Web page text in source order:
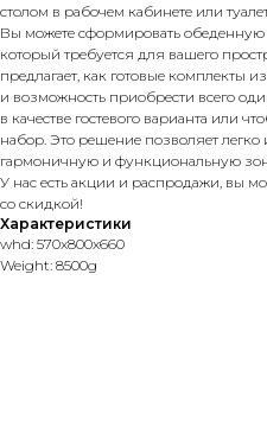
столом в рабочем кабинете или
Вы можете сформировать обеденную
который требуется для вашего
предлагает, как готовые комплекты
и возможность приобрести всего
в качестве гостевого варианта или
набор. Это решение позволяет легко
гармоничную и функциональную
У нас есть акции и распродажи, вы
со скидкой!
Характеристики
whd: 570x800x660
Weight: 8500g